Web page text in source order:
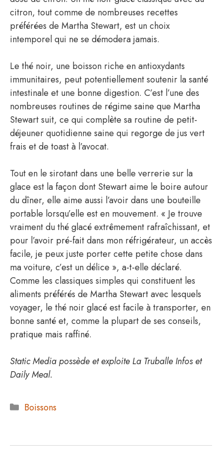
citron, tout comme de nombreuses recettes
préférées de Martha Stewart, est un choix
intemporel qui ne se démodera jamais.
Le thé noir, une boisson riche en antioxydants
immunitaires, peut potentiellement soutenir la santé
intestinale et une bonne digestion. C’est l’une des
nombreuses routines de régime saine que Martha
Stewart suit, ce qui complète sa routine de petit-
déjeuner quotidienne saine qui regorge de jus vert
frais et de toast à l’avocat.
Tout en le sirotant dans une belle verrerie sur la
glace est la façon dont Stewart aime le boire autour
du dîner, elle aime aussi l’avoir dans une bouteille
portable lorsqu’elle est en mouvement. « Je trouve
vraiment du thé glacé extrêmement rafraîchissant, et
pour l’avoir pré-fait dans mon réfrigérateur, un accès
facile, je peux juste porter cette petite chose dans
ma voiture, c’est un délice », a-t-elle déclaré.
Comme les classiques simples qui constituent les
aliments préférés de Martha Stewart avec lesquels
voyager, le thé noir glacé est facile à transporter, en
bonne santé et, comme la plupart de ses conseils,
pratique mais raffiné.
Static Media possède et exploite La Truballe Infos et
Daily Meal.
Catégories
Boissons